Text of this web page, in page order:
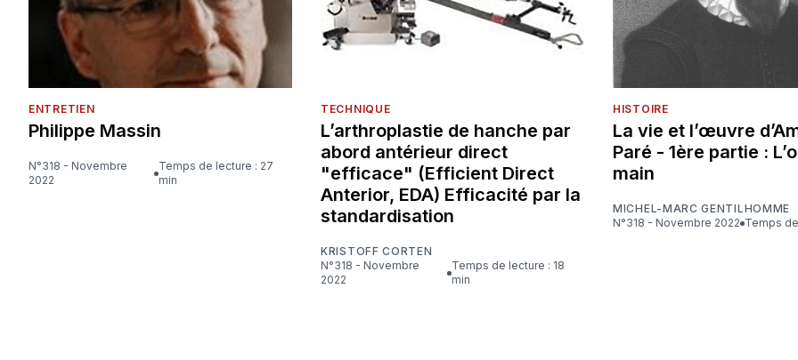
ENTRETIEN
Philippe Massin
N°318 - Novembre
2022
Temps de lecture : 27
min
TECHNIQUE
L’arthroplastie de hanche par
abord antérieur direct
"efficace" (Efficient Direct
Anterior, EDA) Efficacité par la
standardisation
KRISTOFF CORTEN
N°318 - Novembre
2022
Temps de lecture : 18
min
HISTOIRE
La vie et l’œuvre
Paré - 1ère partie :
main
MICHEL-MARC GENTILHOMME
N°318 - Novembre 2022
Temps